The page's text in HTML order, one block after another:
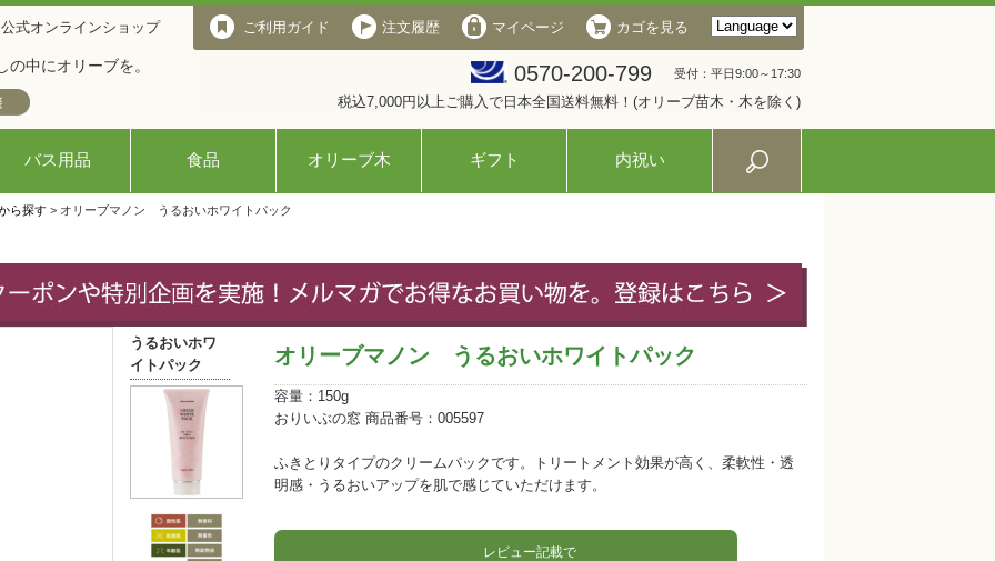
式オンラインショップ
の中にオリーブを。
ご利用ガイド 注文履歴 マイページ カゴを見る
0570-200-799 受付：平日9:00～17:30
税込7,000円以上ご購入で日本全国送料無料！(オリーブ苗木・木を除く)
バス用品 食品 オリーブ木 ギフト 内祝い
ら探す> オリーブマノン うるおいホワイトパック
オリーブマノン うるおいホワイトパック
容量：150g
おりいぶの窓 商品番号：005597
ふきとりタイプのクリームパックです。トリートメント効果が高く、柔軟性・透
明感・うるおいアップを肌で感じていただけます。
レビュー記載で
うるおいホワ
イトパック